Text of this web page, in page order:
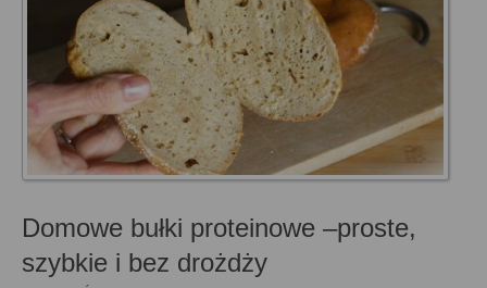
Domowe bułki proteinowe –proste,
szybkie i bez drożdży